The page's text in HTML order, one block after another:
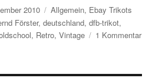
2010 Kategorien
Allgemein, Ebay Trikots
Förster,deutschland,dfb-trikot,
, Retro,Vintage 1 Kommentarzu
des